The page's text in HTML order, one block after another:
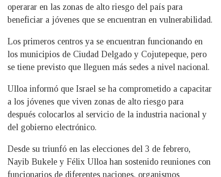
operarar en las zonas de alto riesgo del país para
beneficiar a jóvenes que se encuentran en vulnerabilidad.
Los primeros centros ya se encuentran funcionando en
los municipios de Ciudad Delgado y Cojutepeque, pero
se tiene previsto que lleguen más sedes a nivel nacional.
Ulloa informó que Israel se ha comprometido a capacitar
a los jóvenes que viven zonas de alto riesgo para
después colocarlos al servicio de la industria nacional y
del gobierno electrónico.
Desde su triunfó en las elecciones del 3 de febrero,
Nayib Bukele y Félix Ulloa han sostenido reuniones con
funcionarios de diferentes naciones, organismos